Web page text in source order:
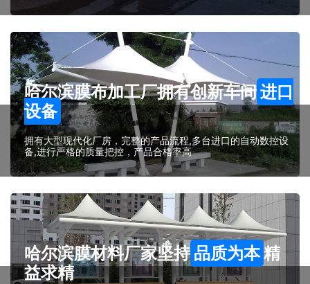
哈尔滨膜布加工厂拥有创新车间进口
设备
拥有大型现代化厂房，完整的产品流程,多台进口的自动数控设
备,进行严格的质量把控，产品合格率高
哈尔滨膜材料厂家坚持 品质为本精
益求精